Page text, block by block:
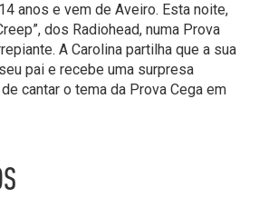
anos e vem de Aveiro. Esta noite,
dos Radiohead, numa Prova
A Carolina partilha que a sua
pai e recebe uma surpresa
cantar o tema da Prova Cega em